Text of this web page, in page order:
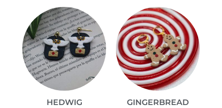
HEDWIG
GINGERBREAD